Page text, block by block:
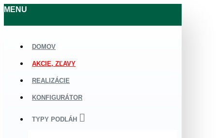
MENU
DOMOV
AKCIE, ZĽAVY
REALIZÁCIE
KONFIGURÁTOR
TYPY PODLÁH